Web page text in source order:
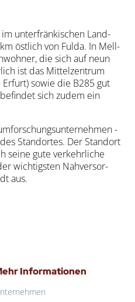
unter­frän­ki­schen Land­
öst­lich von Ful­da. In Mell­
die sich auf neun
ist das Mit­tel­zen­trum
sowie die B285 gut
sich zudem ein
-
Stand­or­tes. Der Stand­ort
sei­ne gute ver­kehr­li­che
wich­tigs­ten Nah­ver­sor­
aus.
Informationen